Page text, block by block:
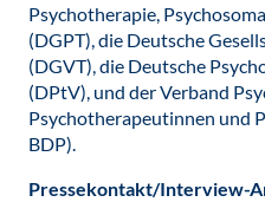
Psychotherapie,
(DGPT), die Deutsche
(DGVT), die Deutsche
(DPtV), und der Verband
Psychotherapeutinnen und
BDP).
Pressekontakt/Interview-